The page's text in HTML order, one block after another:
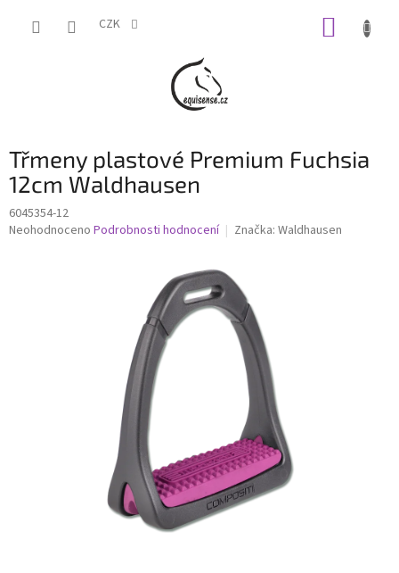
CZK
Třmeny plastové Premium Fuchsia
12cm Waldhausen
6045354-12
Průměrné
Neohodnoceno Podrobnosti hodnocení Značka: Waldhausen